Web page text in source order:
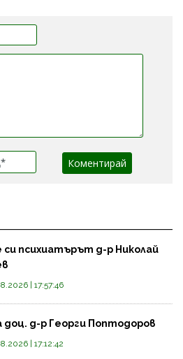
психиатърът д-р Николай
| 17:57:46
доц. д-р Георги Поптодоров
| 17:12:42